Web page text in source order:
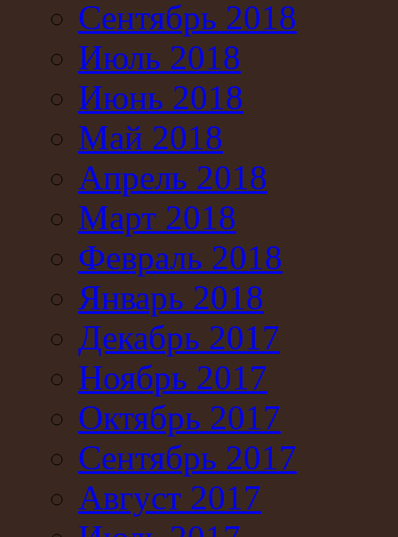
Сентябрь 2018
Июль 2018
Июнь 2018
Май 2018
Апрель 2018
Март 2018
Февраль 2018
Январь 2018
Декабрь 2017
Ноябрь 2017
Октябрь 2017
Сентябрь 2017
Август 2017